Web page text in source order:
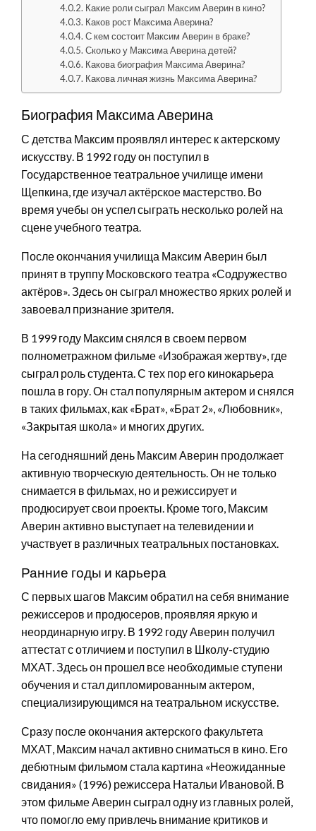
Какие роли сыграл Максим Аверин в кино?
Каков рост Максима Аверина?
С кем состоит Максим Аверин в браке?
Сколько у Максима Аверина детей?
Какова биография Максима Аверина?
Какова личная жизнь Максима Аверина?
Биография Максима Аверина
С детства Максим проявлял интерес к актерскому
искусству. В 1992 году он поступил в
Государственное театральное училище имени
Щепкина, где изучал актёрское мастерство. Во
время учебы он успел сыграть несколько ролей на
сцене учебного театра.
После окончания училища Максим Аверин был
принят в труппу Московского театра «Содружество
актёров». Здесь он сыграл множество ярких ролей и
завоевал признание зрителя.
В 1999 году Максим снялся в своем первом
полнометражном фильме «Изображая жертву», где
сыграл роль студента. С тех пор его кинокарьера
пошла в гору. Он стал популярным актером и снялся
в таких фильмах, как «Брат», «Брат 2», «Любовник»,
«Закрытая школа» и многих других.
На сегодняшний день Максим Аверин продолжает
активную творческую деятельность. Он не только
снимается в фильмах, но и режиссирует и
продюсирует свои проекты. Кроме того, Максим
Аверин активно выступает на телевидении и
участвует в различных театральных постановках.
Ранние годы и карьера
С первых шагов Максим обратил на себя внимание
режиссеров и продюсеров, проявляя яркую и
неординарную игру. В 1992 году Аверин получил
аттестат с отличием и поступил в Школу-студию
МХАТ. Здесь он прошел все необходимые ступени
обучения и стал дипломированным актером,
специализирующимся на театральном искусстве.
Сразу после окончания актерского факультета
МХАТ, Максим начал активно сниматься в кино. Его
дебютным фильмом стала картина «Неожиданные
свидания» (1996) режиссера Натальи Ивановой. В
этом фильме Аверин сыграл одну из главных ролей,
что помогло ему привлечь внимание критиков и